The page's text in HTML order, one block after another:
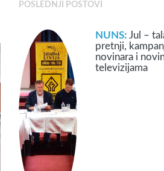
POSLEDNJI POSTOVI
NUNS: Jul –
pretnji,
novinara i
televizijama